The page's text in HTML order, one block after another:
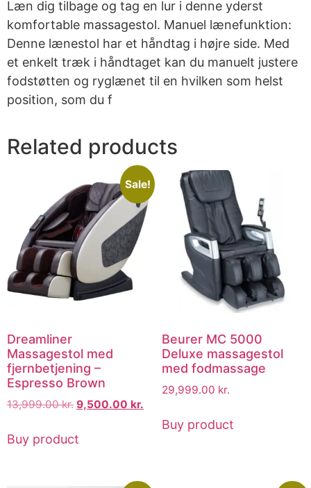
Læn dig tilbage og tag en lur i denne yderst
komfortable massagestol. Manuel lænefunktion:
Denne lænestol har et håndtag i højre side. Med
et enkelt træk i håndtaget kan du manuelt justere
fodstøtten og ryglænet til en hvilken som helst
position, som du f
Related products
Sale!
Dreamliner
Massagestol med
fjernbetjening –
Espresso Brown
13,999.00kr. 9,500.00 kr.
Buy product
Beurer MC 5000
Deluxe massagestol
med fodmassage
29,999.00 kr.
Buy product